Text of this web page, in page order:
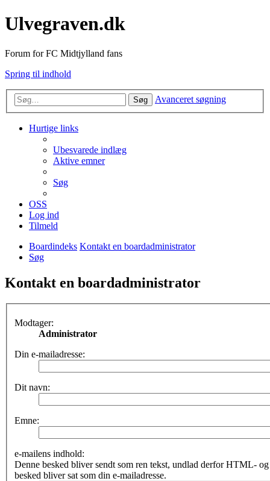
Ulvegraven.dk
Forum for FC Midtjylland fans
Spring til indhold
Søg Avanceret søgning
Hurtige links
Ubesvarede indlæg
Aktive emner
Søg
OSS
Log ind
Tilmeld
Boardindeks Kontakt en boardadministrator
Søg
Kontakt en boardadministrator
Modtager:
Administrator
Din e-mailadresse:
Dit navn:
Emne:
e-mailens indhold:
Denne besked bliver sendt som ren tekst, undlad derfor HTML-
besked bliver sat som din e-mailadresse.